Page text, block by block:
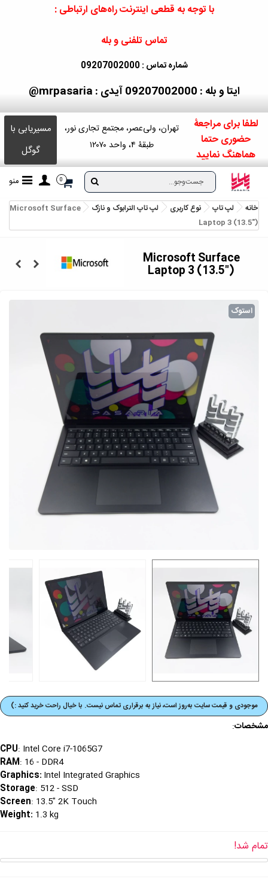
با توجه به قطعی اینترنت راه‌های ارتباطی :
تماس تلفنی و بله
شماره تماس : 09207002000
ایتا و بله : 09207002000 آیدی : mrpasaria@
لطفا برای مراجعۀ
حضوری حتما
هماهنگ نمایید
تهران، ولی‌عصر، مجتمع تجاری نور،
طبقۀ ۴، واحد ۱۲۰۷۰
مسیریابی با
گوگل
0 منو
خانه لپ تاپ نوع کاربری لپ تاپ الترابوک و نازک
Microsoft Surface
Laptop 3 (13.5")
Microsoft Surface
Laptop 3 (13.5")
استوک
موجودی و قیمت‌ سایت به‌روز است، نیاز به برقراری تماس نیست. با خیال راحت خرید کنید :)
مشخصات:
CPU: Intel Core i7-1065G7
RAM: 16 - DDR4
Graphics: Intel Integrated Graphics
Storage: 512 - SSD
Screen: 13.5" 2K Touch
Weight: 1.3 kg
تمام شد!